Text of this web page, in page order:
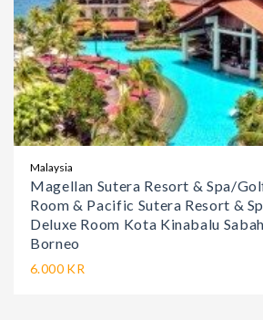
Malaysia
Magellan Sutera Resort & Spa/
Room & Pacific Sutera Resort &
Deluxe Room Kota Kinabalu
Borneo
6.000 KR